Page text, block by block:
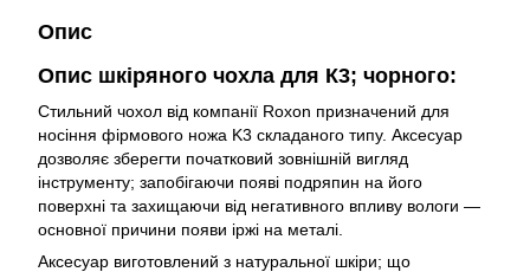
Опис
Опис шкіряного чохла для К3; чорного:
Стильний чохол від компанії Roxon призначений для
носіння фірмового ножа K3 складаного типу. Аксесуар
дозволяє зберегти початковий зовнішній вигляд
інструменту; запобігаючи появі подряпин на його
поверхні та захищаючи від негативного впливу вологи —
основної причини появи іржі на металі.
Аксесуар виготовлений з натуральної шкіри; що